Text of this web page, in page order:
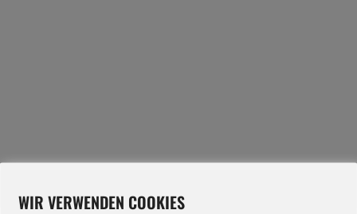
WIR VERWENDEN COOKIES